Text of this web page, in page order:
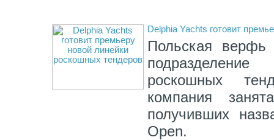
Delphia Yachts готовит
Польская верфь
роскошных
компания
получивших
Open.